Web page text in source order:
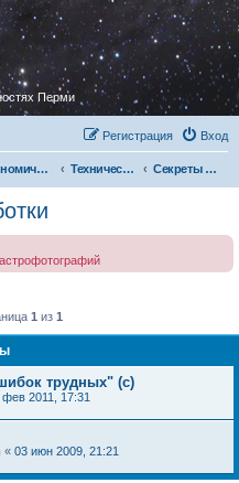
Перми
Вход
Регистрация
Астрономическая фотография Технический раздел Секреты съёмки и обработки
1 из 1
трудных" (с)
фев 2011, 17:31
« 03 июн 2009, 21:21